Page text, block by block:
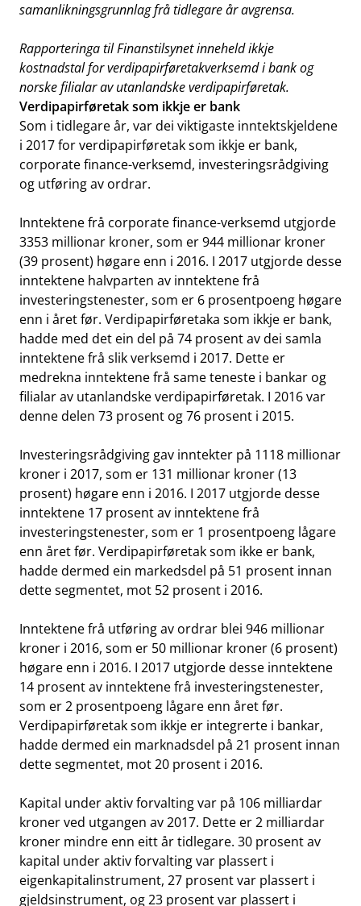
samanlikningsgrunnlag frå tidlegare år avgrensa.
Rapporteringa til Finanstilsynet inneheld ikkje
kostnadstal for verdipapirføretakverksemdi bank og
norske filialar av utanlandske verdipapirføretak.
Verdipapirføretak som ikkje er bank
Som i tidlegare år, var dei viktigaste inntektskjeldene
i 2017 for verdipapirføretak som ikkje er bank,
corporate finance-verksemd, investeringsrådgiving
og utføring av ordrar.
Inntektene frå corporate finance-verksemd utgjorde
3353 millionar kroner, som er 944 millionar kroner
(39 prosent) høgare enn i 2016. I 2017 utgjorde desse
inntektene halvparten av inntektene frå
investeringstenester, som er 6 prosentpoeng høgare
enn i året før. Verdipapirføretaka som ikkje er bank,
hadde med det ein del på 74 prosent av dei samla
inntektene frå slik verksemd i 2017. Dette er
medrekna inntektene frå same teneste i bankar og
filialar av utanlandske verdipapirføretak. I 2016 var
denne delen 73 prosent og 76 prosent i 2015.
Investeringsrådgiving gav inntekter på 1118 millionar
kroner i 2017, som er 131 millionar kroner (13
prosent) høgare enn i 2016. I 2017 utgjorde desse
inntektene 17 prosent av inntektene frå
investeringstenester, som er 1 prosentpoeng lågare
enn året før. Verdipapirføretak som ikke er bank,
hadde dermed ein markedsdel på 51 prosent innan
dette segmentet, mot 52 prosent i 2016.
Inntektene frå utføring av ordrar blei 946 millionar
kroner i 2016, som er 50 millionar kroner (6 prosent)
høgare enn i 2016. I 2017 utgjorde desse inntektene
14 prosent av inntektene frå investeringstenester,
som er 2 prosentpoeng lågare enn året før.
Verdipapirføretak som ikkje er integrerte i bankar,
hadde dermed ein marknadsdel på 21 prosent innan
dette segmentet, mot 20 prosent i 2016.
Kapital under aktiv forvalting var på 106 milliardar
kroner ved utgangen av 2017. Dette er 2 milliardar
kroner mindre enn eitt år tidlegare. 30 prosent av
kapital under aktiv forvalting var plassert i
eigenkapitalinstrument, 27 prosent var plassert i
gjeldsinstrument, og 23 prosent var plassert i